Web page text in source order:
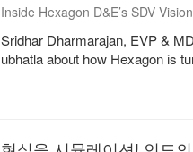
Inside Hexagon D&E’s SDV Vision
Sridhar Dharmarajan, EVP &
ubhatla about how Hexagon is